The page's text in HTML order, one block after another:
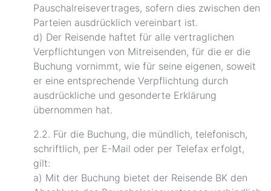
Pauschalreisevertrages, sofern dies zwischen den
Parteien ausdrücklich vereinbart ist.
d) Der Reisende haftet für alle vertraglichen
Verpflichtungen von Mitreisenden, für die er die
Buchung vornimmt, wie für seine eigenen, soweit
er eine entsprechende Verpflichtung durch
ausdrückliche und gesonderte Erklärung
übernommen hat.
2.2. Für die Buchung, die mündlich, telefonisch,
schriftlich, per E-Mail oder per Telefax erfolgt,
gilt:
a) Mit der Buchung bietet der Reisende BK den